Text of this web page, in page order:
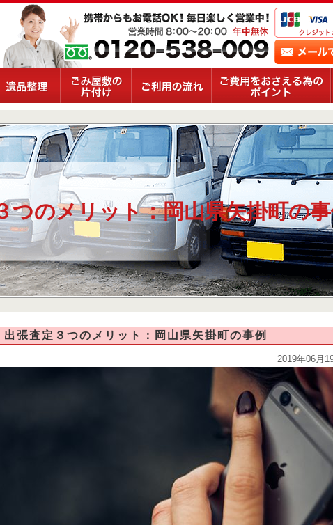
つのメリット：岡山県矢掛町の
張査定３つのメリット：岡山県矢掛町の事例
2019年06月